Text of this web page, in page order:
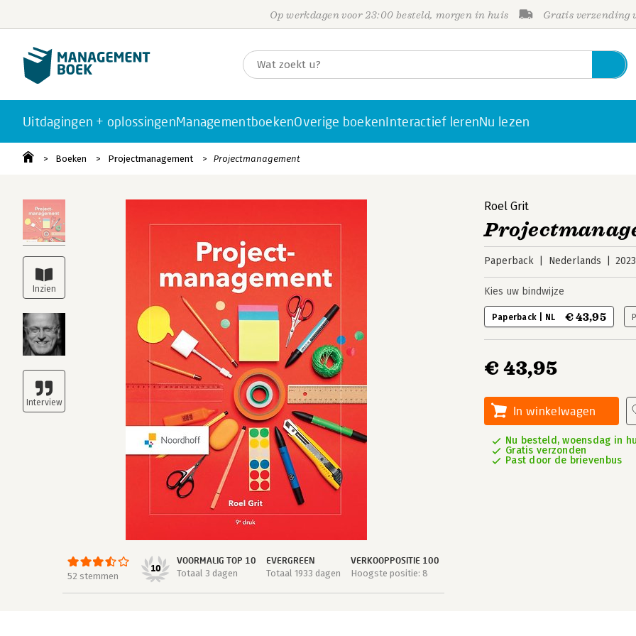
Op werkdagen voor 23:00 besteld, morgen in huis Gratis verzending
Uitdagingen + oplossingenManagementboekenOverige boekenInteractief lerenNu lezen
Boeken Projectmanagement Projectmanagement
52 stemmen
10
VOORMALIG TOP 10
Totaal 3 dagen
EVERGREEN
Totaal 1933 dagen
VERKOOPPOSITIE 100
Hoogste positie: 8
Roel Grit
Paperback Nederlands 2023
Kies uw bindwijze
Paperback | NL € 43,95
€ 43,95
In winkelwagen
Nu besteld, woensdag in
Gratis verzonden
Past door de brievenbus